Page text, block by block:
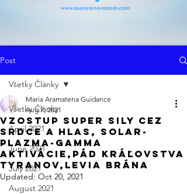
Post
Všetky Články
April 2021
June 2021
July 2021
August 2021
Všetky Články
Vzostup Super Sily cez
Srdce a Hlas, SolAR-
Plazma-Gamma
Aktivácie,Pád Kráľovstva
Tyranov,Levia Brána
Maria Aramatena Guidance
Aug 7, 2021
Updated: Oct 20, 2021